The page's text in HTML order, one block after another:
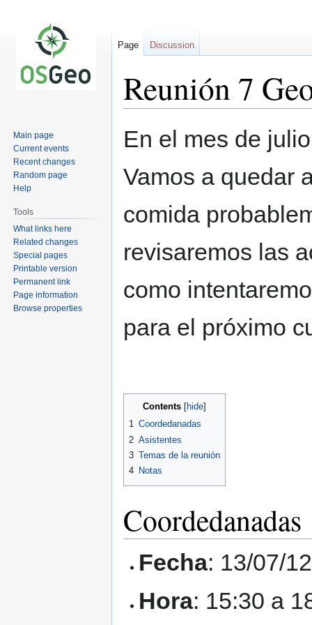
Reunión 7
to
to
En el mes de
Vamos a quedar
comida
revisaremos las
como
para el próximo
Contents
1 Coordedanadas
2 Asistentes
3 Temas de la reunión
4 Notas
Coordedanadas
Fecha: 13/07/12
Hora: 15:30 a
Page Discussion
Main page
Current events
Recent changes
Random page
Help
Tools
What links here
Related changes
Special pages
Printable version
Permanent link
Page information
Browse properties